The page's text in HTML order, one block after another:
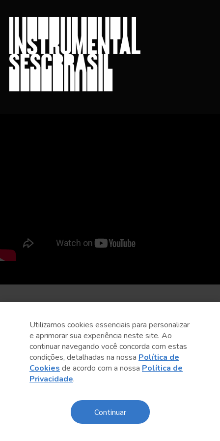
Utilizamos cookies essenciais para personalizar
e aprimorar sua experiência neste site. Ao
continuar navegando você concorda com estas
condições, detalhadas na nossa Política de
Cookies de acordo com a nossa Política de
Privacidade.
Continuar